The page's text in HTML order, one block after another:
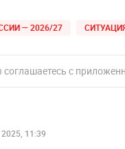
— 2026/27
с
11:39